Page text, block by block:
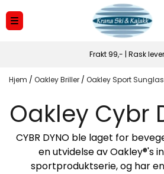
Hopp til innhold
Frakt 99,- | Rask
Hjem / Oakley Briller / Oakley Sport
Oakley Cybr
CYBR DYNO ble laget for
en utvidelse av Oakley®'s
sportproduktserie, og har